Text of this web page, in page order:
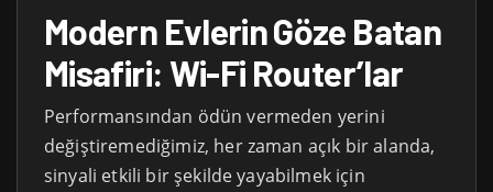
Modern Evlerin Göze Batan
Misafiri: Wi-Fi Router’lar
Performansından ödün vermeden yerini
değiştiremediğimiz, her zaman açık bir alanda,
sinyali etkili bir şekilde yayabilmek için